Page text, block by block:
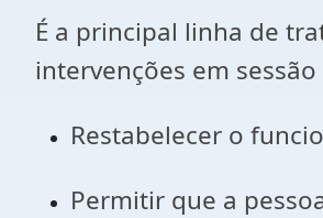
É a principal linha de
intervenções em
Restabelecer o
Permitir que a